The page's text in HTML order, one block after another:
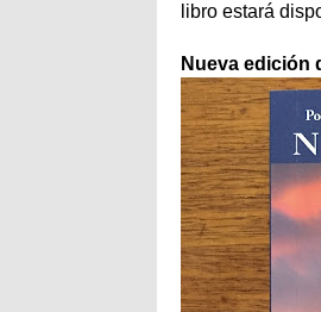
libro estará
Nueva edición